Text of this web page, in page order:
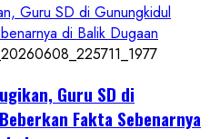
Guru SD di Gunungkidul
di Balik Dugaan
Guru SD di
Fakta Sebenarnya